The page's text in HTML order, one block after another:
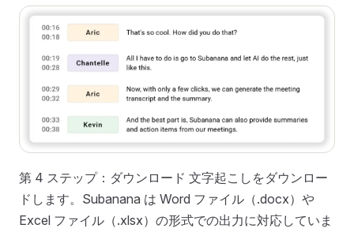
第 4 ステップ：ダウンロード 文字起こしをダウンロー
ドします。Subanana は Word ファイル（.docx）や
Excel ファイル（.xlsx）の形式での出力に対応していま